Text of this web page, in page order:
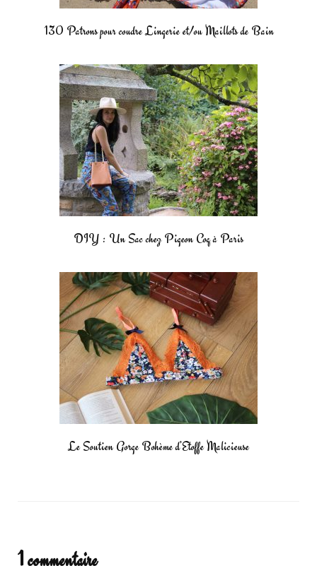
130 Patrons pour coudre Lingerie et/ou Maillots de Bain
DIY : Un Sac chez Pigeon Coq à Paris
Le Soutien Gorge Bohème d’Etoffe Malicieuse
1 commentaire